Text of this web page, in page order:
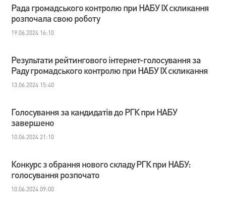
Рада громадського контролю при НАБУ IX скликання
розпочала свою роботу
19.06.2024 16:10
Результати рейтингового інтернет-голосування за
Раду громадського контролю при НАБУ IХ скликання
13.06.2024 15:40
Голосування за кандидатів до РГК при НАБУ
завершено
10.06.2024 21:10
Конкурс з обрання нового складу РГК при НАБУ:
голосування розпочато
10.06.2024 09:00